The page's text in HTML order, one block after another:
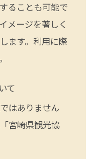
ることも可能で
メージを著しく
ます。利用に際
て
はありません
宮崎県観光協